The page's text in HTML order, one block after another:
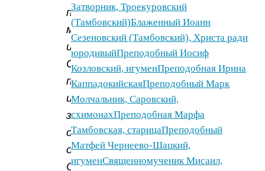
приносят
мне
из
Сарова
поклон
и
записку
от
отца
Серафима,
Затворник, Троекуровский
(Тамбовский)Блаженный Иоанн
Сезеновский (Тамбовский), Христа ради
юродивыйПреподобный Иосиф
Козловский, игуменПреподобная Ирина
КаппадокийскаяПреподобный Марк
Молчальник, Саровский,
схимонахПреподобная Марфа
Тамбовская, старицаПреподобный
Матфей Чернеево-Шацкий,
игуменСвященномученик Мисаил,